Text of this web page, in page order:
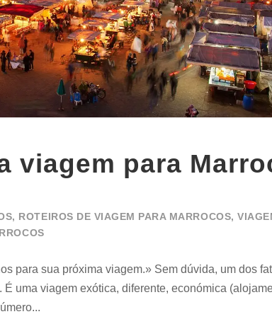
viagem para
, ROTEIROS DE VIAGEM PARA MARROCOS,
para sua próxima viagem.» Sem dúvida, um dos
uma viagem exótica, diferente, económica